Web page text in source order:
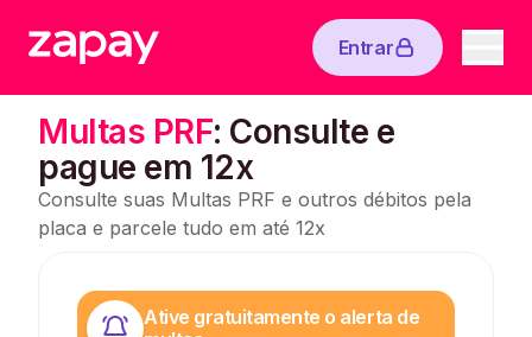
Entrar
Multas PRF: Consulte e
pague em 12x
Consulte suas Multas PRF e outros débitos pela
placa e parcele tudo em até 12x
Ative gratuitamente o alerta de